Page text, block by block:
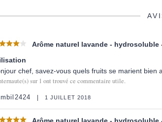
Arôme naturel lavande - hydrosoluble
chef, savez-vous quels fruits se marient
sur 1 ont trouvé ce commentaire utile.
1 JUILLET 2018